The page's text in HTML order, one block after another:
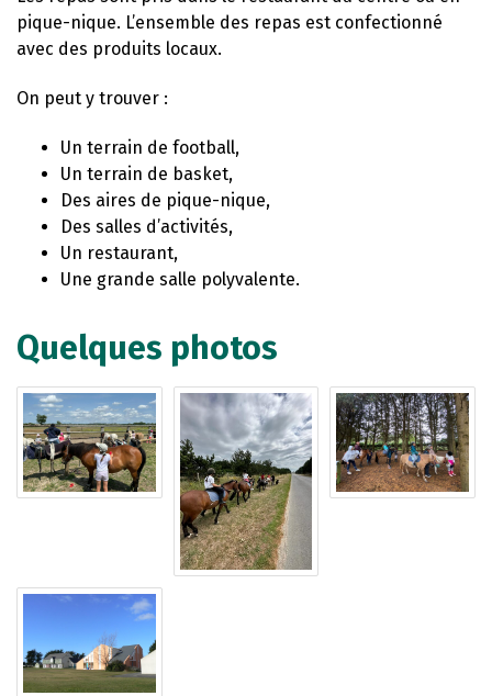
pique-nique. L’ensemble des repas est confectionné
avec des produits locaux.
On peut y trouver :
Un terrain de football,
Un terrain de basket,
Des aires de pique-nique,
Des salles d’activités,
Un restaurant,
Une grande salle polyvalente.
Quelques photos